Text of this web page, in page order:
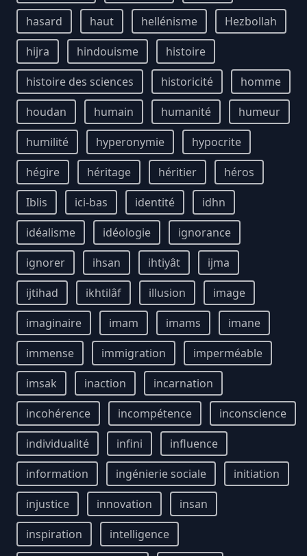
hasard haut hellénisme
Hezbollah
hijra
hindouisme
histoire
histoire des sciences
historicité
homme
houdan
humain humanité
humeur
humilité
hyperonymie
hypocrite
hégire
héritage héritier
héros
Iblis
ici-bas identité
idhn
idéalisme
idéologie
ignorance
ignorer
ihsan ihtiyât
ijma
ijtihad
ikhtilâf illusion
image
imaginaire
imam imams
imane
immense
immigration
imperméable
imsak
inaction
incarnation
incohérence
incompétence
inconscience
individualité
infini
influence
information
ingénierie sociale
initiation
injustice
innovation
insan
inspiration
intelligence